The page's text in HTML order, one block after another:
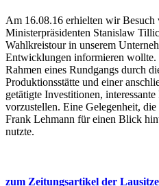
Am 16.08.16 erhielten wir Besuch
Ministerpräsidenten Stanislaw
Wahlkreistour in unserem
Entwicklungen informieren
Rahmen eines Rundgangs durch
Produktionsstätte und einer
getätigte Investitionen,
vorzustellen. Eine Gelegenheit,
Frank Lehmann für einen Blick
nutzte.
zum Zeitungsartikel der